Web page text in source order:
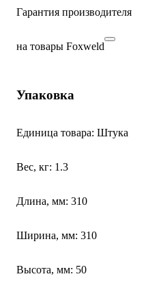
Гарантия производителя
на товары Foxweld
Упаковка
Единица товара: Штука
Вес, кг: 1.3
Длина, мм: 310
Ширина, мм: 310
Высота, мм: 50